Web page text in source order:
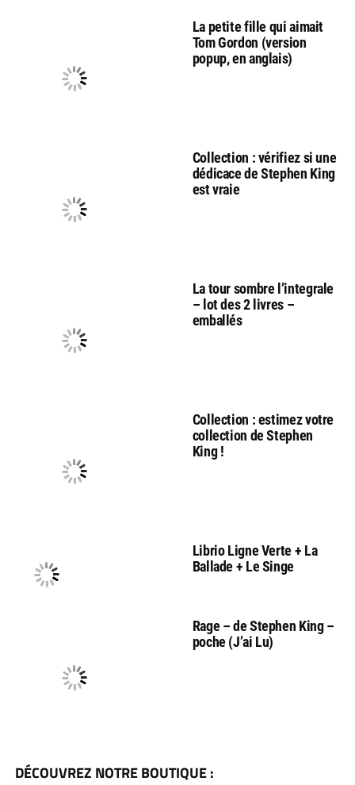
La petite fille qui aimait
Tom Gordon (version
popup, en anglais)
Collection : vérifiez si une
dédicace de Stephen King
est vraie
La tour sombre l’integrale
– lot des 2 livres –
emballés
Collection : estimez votre
collection de Stephen
King !
Librio Ligne Verte + La
Ballade + Le Singe
Rage – de Stephen King –
poche (J’ai Lu)
DÉCOUVREZ NOTRE BOUTIQUE :